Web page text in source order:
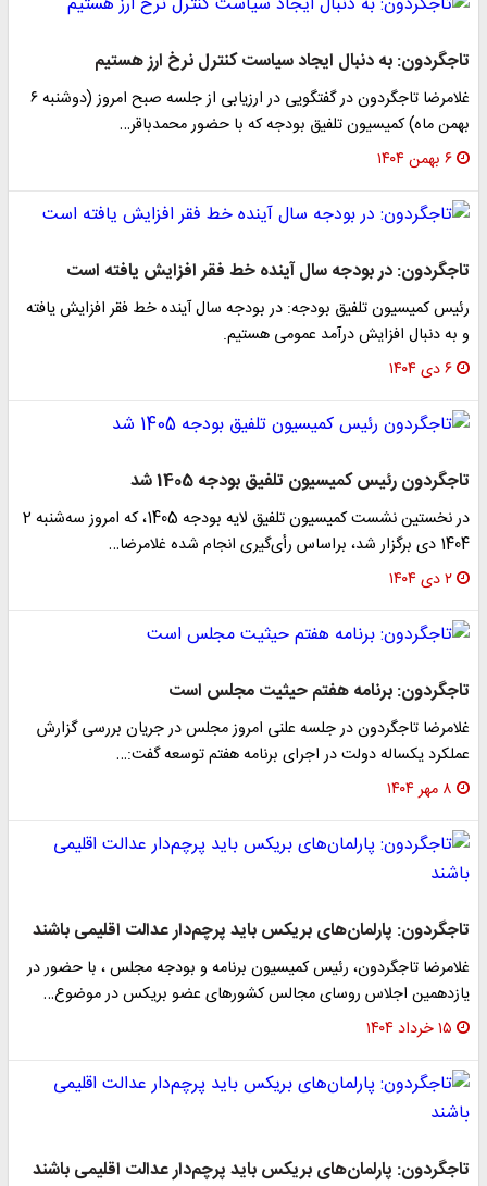
تاجگردون: به دنبال ایجاد سیاست کنترل نرخ ارز هستیم
غلامرضا تاجگردون در گفتگویی در ارزیابی از جلسه صبح امروز (دوشنبه ۶
بهمن ماه) کمیسیون تلفیق بودجه که با حضور محمدباقر…
۶ بهمن ۱۴۰۴
تاجگردون: در بودجه سال آینده خط فقر افزایش یافته است
رئیس کمیسیون تلفیق بودجه: در بودجه سال آینده خط فقر افزایش یافته
و به دنبال افزایش درآمد عمومی هستیم.
۶ دی ۱۴۰۴
تاجگردون رئیس کمیسیون تلفیق بودجه 1405 شد
در نخستین نشست کمیسیون تلفیق لایه بودجه 1405، که امروز سه‌شنبه 2
1404 دی برگزار شد، براساس رأی‌گیری انجام شده غلامرضا…
۲ دی ۱۴۰۴
تاجگردون: برنامه هفتم حیثیت مجلس است
غلامرضا تاجگردون در جلسه علنی امروز مجلس در جریان بررسی گزارش
عملکرد یکساله دولت در اجرای برنامه هفتم توسعه گفت:…
۸ مهر ۱۴۰۴
تاجگردون: پارلمان‌های بریکس باید پرچم‌دار عدالت اقلیمی باشند
غلامرضا تاجگردون، رئیس کمیسیون برنامه و بودجه مجلس ، با حضور در
یازدهمین اجلاس روسای مجالس کشورهای عضو بریکس در موضوع…
۱۵ خرداد ۱۴۰۴
تاجگردون: پارلمان‌های بریکس باید پرچم‌دار عدالت اقلیمی باشند